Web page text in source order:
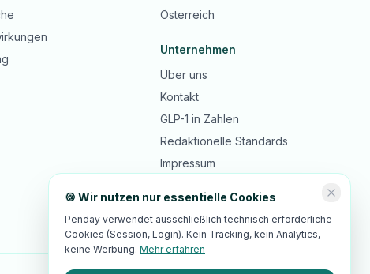
Österreich
Unternehmen
Über uns
Kontakt
GLP-1 in Zahlen
Redaktionelle Standards
Impressum
🍪 Wir nutzen nur essentielle Cookies
Penday verwendet ausschließlich technisch erforderliche
Cookies (Session, Login). Kein Tracking, kein Analytics,
keine Werbung. Mehr erfahren